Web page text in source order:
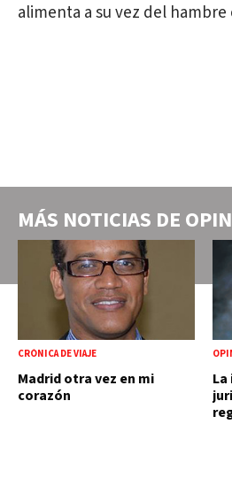
alimenta a su vez del
MÁS NOTICIAS DE
CRÓNICA DE VIAJE
Madrid otra vez en mi
corazón